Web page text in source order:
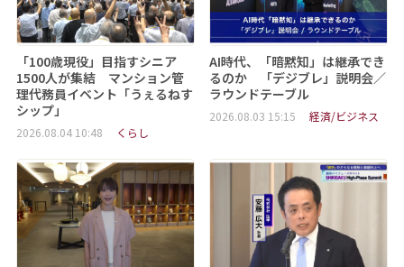
「100歳現役」目指すシニア
1500人が集結 マンション管
理代務員イベント「うぇるねす
シップ」
2026.08.04 10:48 くらし
AI時代、「暗黙知」は継承でき
るのか 「デジブレ」説明会／
ラウンドテーブル
2026.08.03 15:15 経済/ビジネス